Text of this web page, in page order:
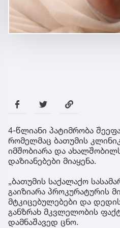
4-წლიანი პატიმრობა
რომელმაც ბათუმის
იმშობიარა და
დაზიანებები მიაყენა.
„ბათუმის საქალაქო
გაიზიარა პროკურატურის
მტკიცებულებები და
განზრახ მკვლელობის
დამნაშავედ ცნო.